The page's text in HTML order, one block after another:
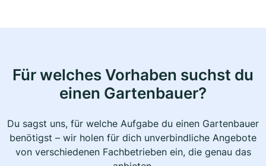
Für welches Vorhaben suchst du
einen Gartenbauer?
Du sagst uns, für welche Aufgabe du einen Gartenbauer
benötigst – wir holen für dich unverbindliche Angebote
von verschiedenen Fachbetrieben ein, die genau das